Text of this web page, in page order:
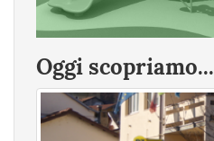
Oggi scopriamo...